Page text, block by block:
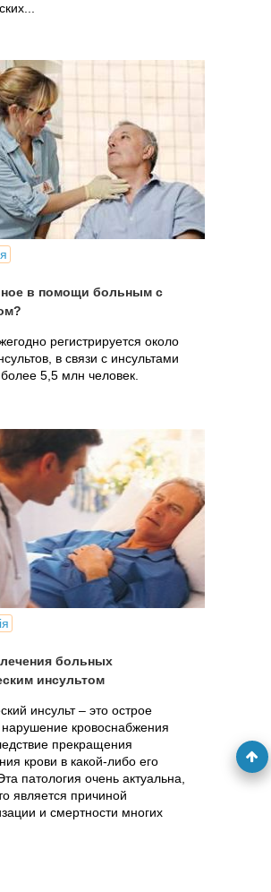
в помощи больным с
регистрируется около
в связи с инсультами
5,5 млн человек.
больных
инсультом
инсульт – это острое
нарушение кровоснабжения
прекращения
крови в какой-либо его
патология очень актуальна,
является причиной
и смертности многих